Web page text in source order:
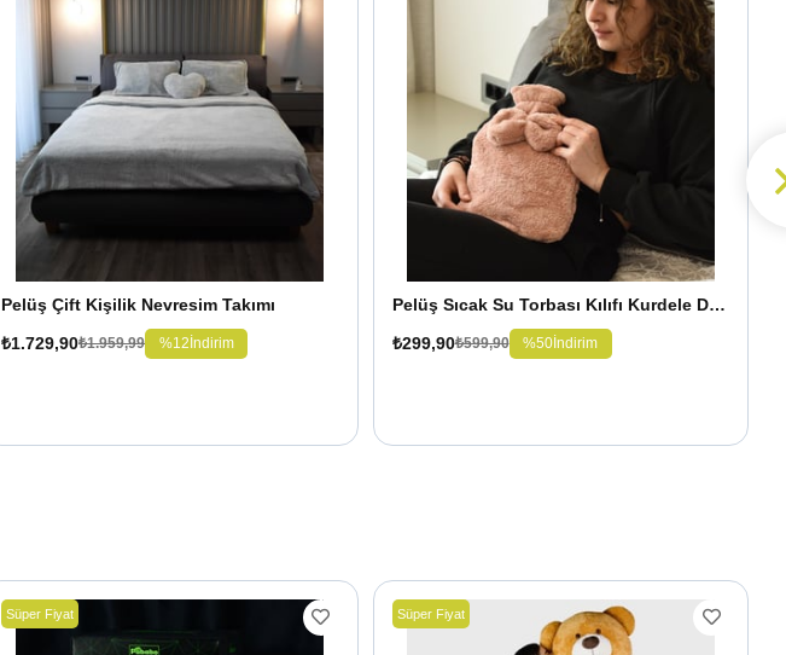
Pelüş Çift Kişilik Nevresim Takımı
₺1.729,90₺1.959,99 %12İndirim
Pelüş Sıcak Su Torbası Kılıfı Kurdele Detaylı
₺299,90₺599,90 %50İndirim
Süper Fiyat Süper Fiyat